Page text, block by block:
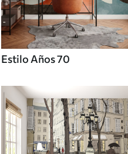
Estilo Años 70